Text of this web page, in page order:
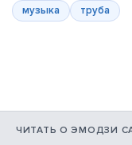
музыка
труба
ЧИТАТЬ О ЭМОДЗИ